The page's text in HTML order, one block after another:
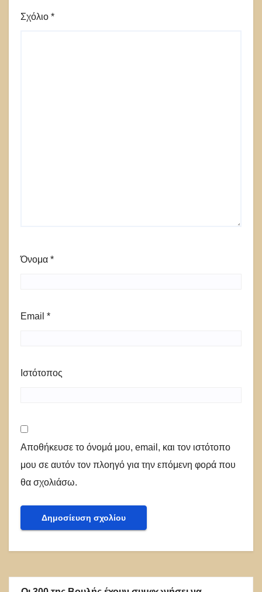
Σχόλιο *
Όνομα *
Email *
Ιστότοπος
Αποθήκευσε το όνομά μου, email, και τον ιστότοπο
μου σε αυτόν τον πλοηγό για την επόμενη φορά που
θα σχολιάσω.